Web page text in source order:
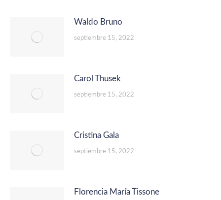
Waldo Bruno
septiembre 15, 2022
Carol Thusek
septiembre 15, 2022
Cristina Gala
septiembre 15, 2022
Florencia María Tissone